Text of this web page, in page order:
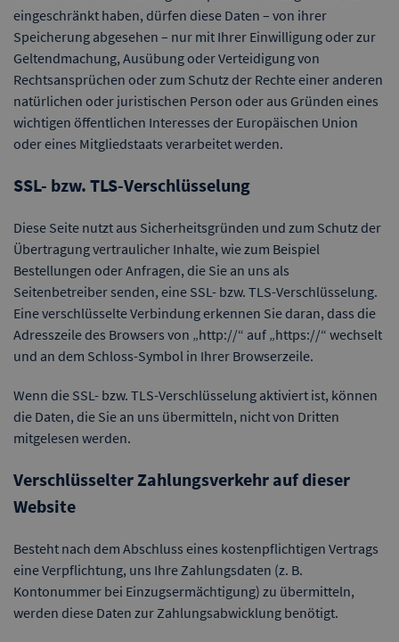
eingeschränkt haben, dürfen diese Daten – von ihrer
Speicherung abgesehen – nur mit Ihrer Einwilligung oder zur
Geltendmachung, Ausübung oder Verteidigung von
Rechtsansprüchen oder zum Schutz der Rechte einer anderen
natürlichen oder juristischen Person oder aus Gründen eines
wichtigen öffentlichen Interesses der Europäischen Union
oder eines Mitgliedstaats verarbeitet werden.
SSL- bzw. TLS-Verschlüsselung
Diese Seite nutzt aus Sicherheitsgründen und zum Schutz der
Übertragung vertraulicher Inhalte, wie zum Beispiel
Bestellungen oder Anfragen, die Sie an uns als
Seitenbetreiber senden, eine SSL- bzw. TLS-Verschlüsselung.
Eine verschlüsselte Verbindung erkennen Sie daran, dass die
Adresszeile des Browsers von „http://“ auf „https://“ wechselt
und an dem Schloss-Symbol in Ihrer Browserzeile.
Wenn die SSL- bzw. TLS-Verschlüsselung aktiviert ist, können
die Daten, die Sie an uns übermitteln, nicht von Dritten
mitgelesen werden.
Verschlüsselter Zahlungsverkehr auf dieser
Website
Besteht nach dem Abschluss eines kostenpflichtigen Vertrags
eine Verpflichtung, uns Ihre Zahlungsdaten (z. B.
Kontonummer bei Einzugsermächtigung) zu übermitteln,
werden diese Daten zur Zahlungsabwicklung benötigt.